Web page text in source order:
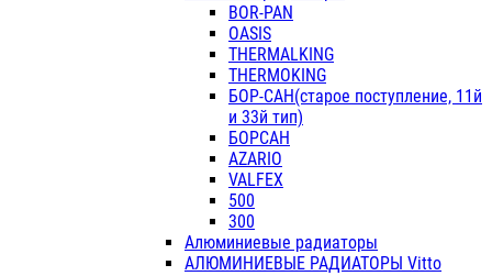
BOR-PAN
OASIS
THERMALKING
THERMOKING
БОР-САН(старое поступление, 11й
и 33й тип)
БОРСАН
AZARIO
VALFEX
500
300
Алюминиевые радиаторы
АЛЮМИНИЕВЫЕ РАДИАТОРЫ Vitto